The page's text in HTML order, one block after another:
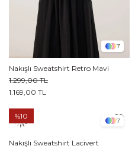
7
Nakışlı Sweatshirt Retro Mavi
1.169,00 TL
1.299,00 TL
7
Nakışlı Sweatshirt Lacivert
%10